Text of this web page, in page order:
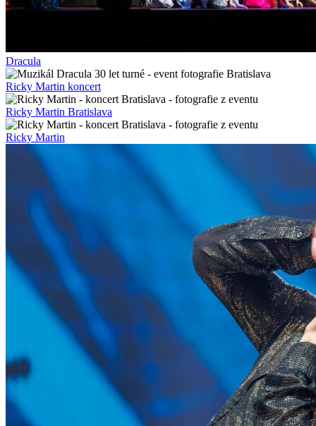
Dracula
Ricky Martin koncert
Ricky Martin Bratislava
Ricky Martin